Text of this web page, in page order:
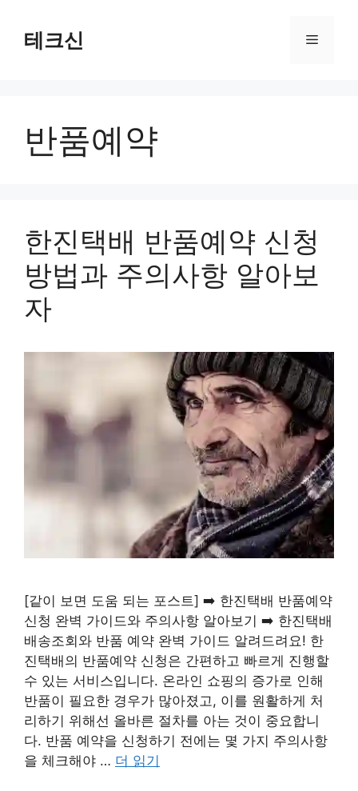
테크신 메
반품예약
한진택배 반품예약 신청
방법과 주의사항 알아보
자
[같이 보면 도움 되는 포스트] ➡️ 한진택배 반품예약
신청 완벽 가이드와 주의사항 알아보기 ➡️ 한진택배
배송조회와 반품 예약 완벽 가이드 알려드려요! 한
진택배의 반품예약 신청은 간편하고 빠르게 진행할
수 있는 서비스입니다. 온라인 쇼핑의 증가로 인해
반품이 필요한 경우가 많아졌고, 이를 원활하게 처
리하기 위해선 올바른 절차를 아는 것이 중요합니
다. 반품 예약을 신청하기 전에는 몇 가지 주의사항
을 체크해야 … 더 읽기